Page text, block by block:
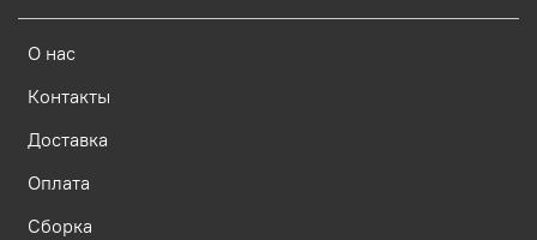
О нас
Контакты
Доставка
Оплата
Сборка